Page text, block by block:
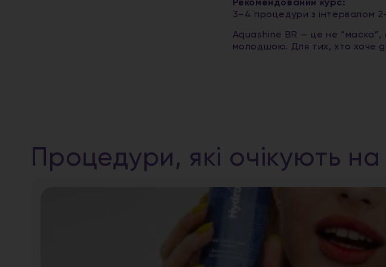
Рекомендований курс:
3–4 процедури з інтервалом
Aquashine BR — це не “маска”,
молодшою. Для тих, хто хоче
Процедури, які очікують